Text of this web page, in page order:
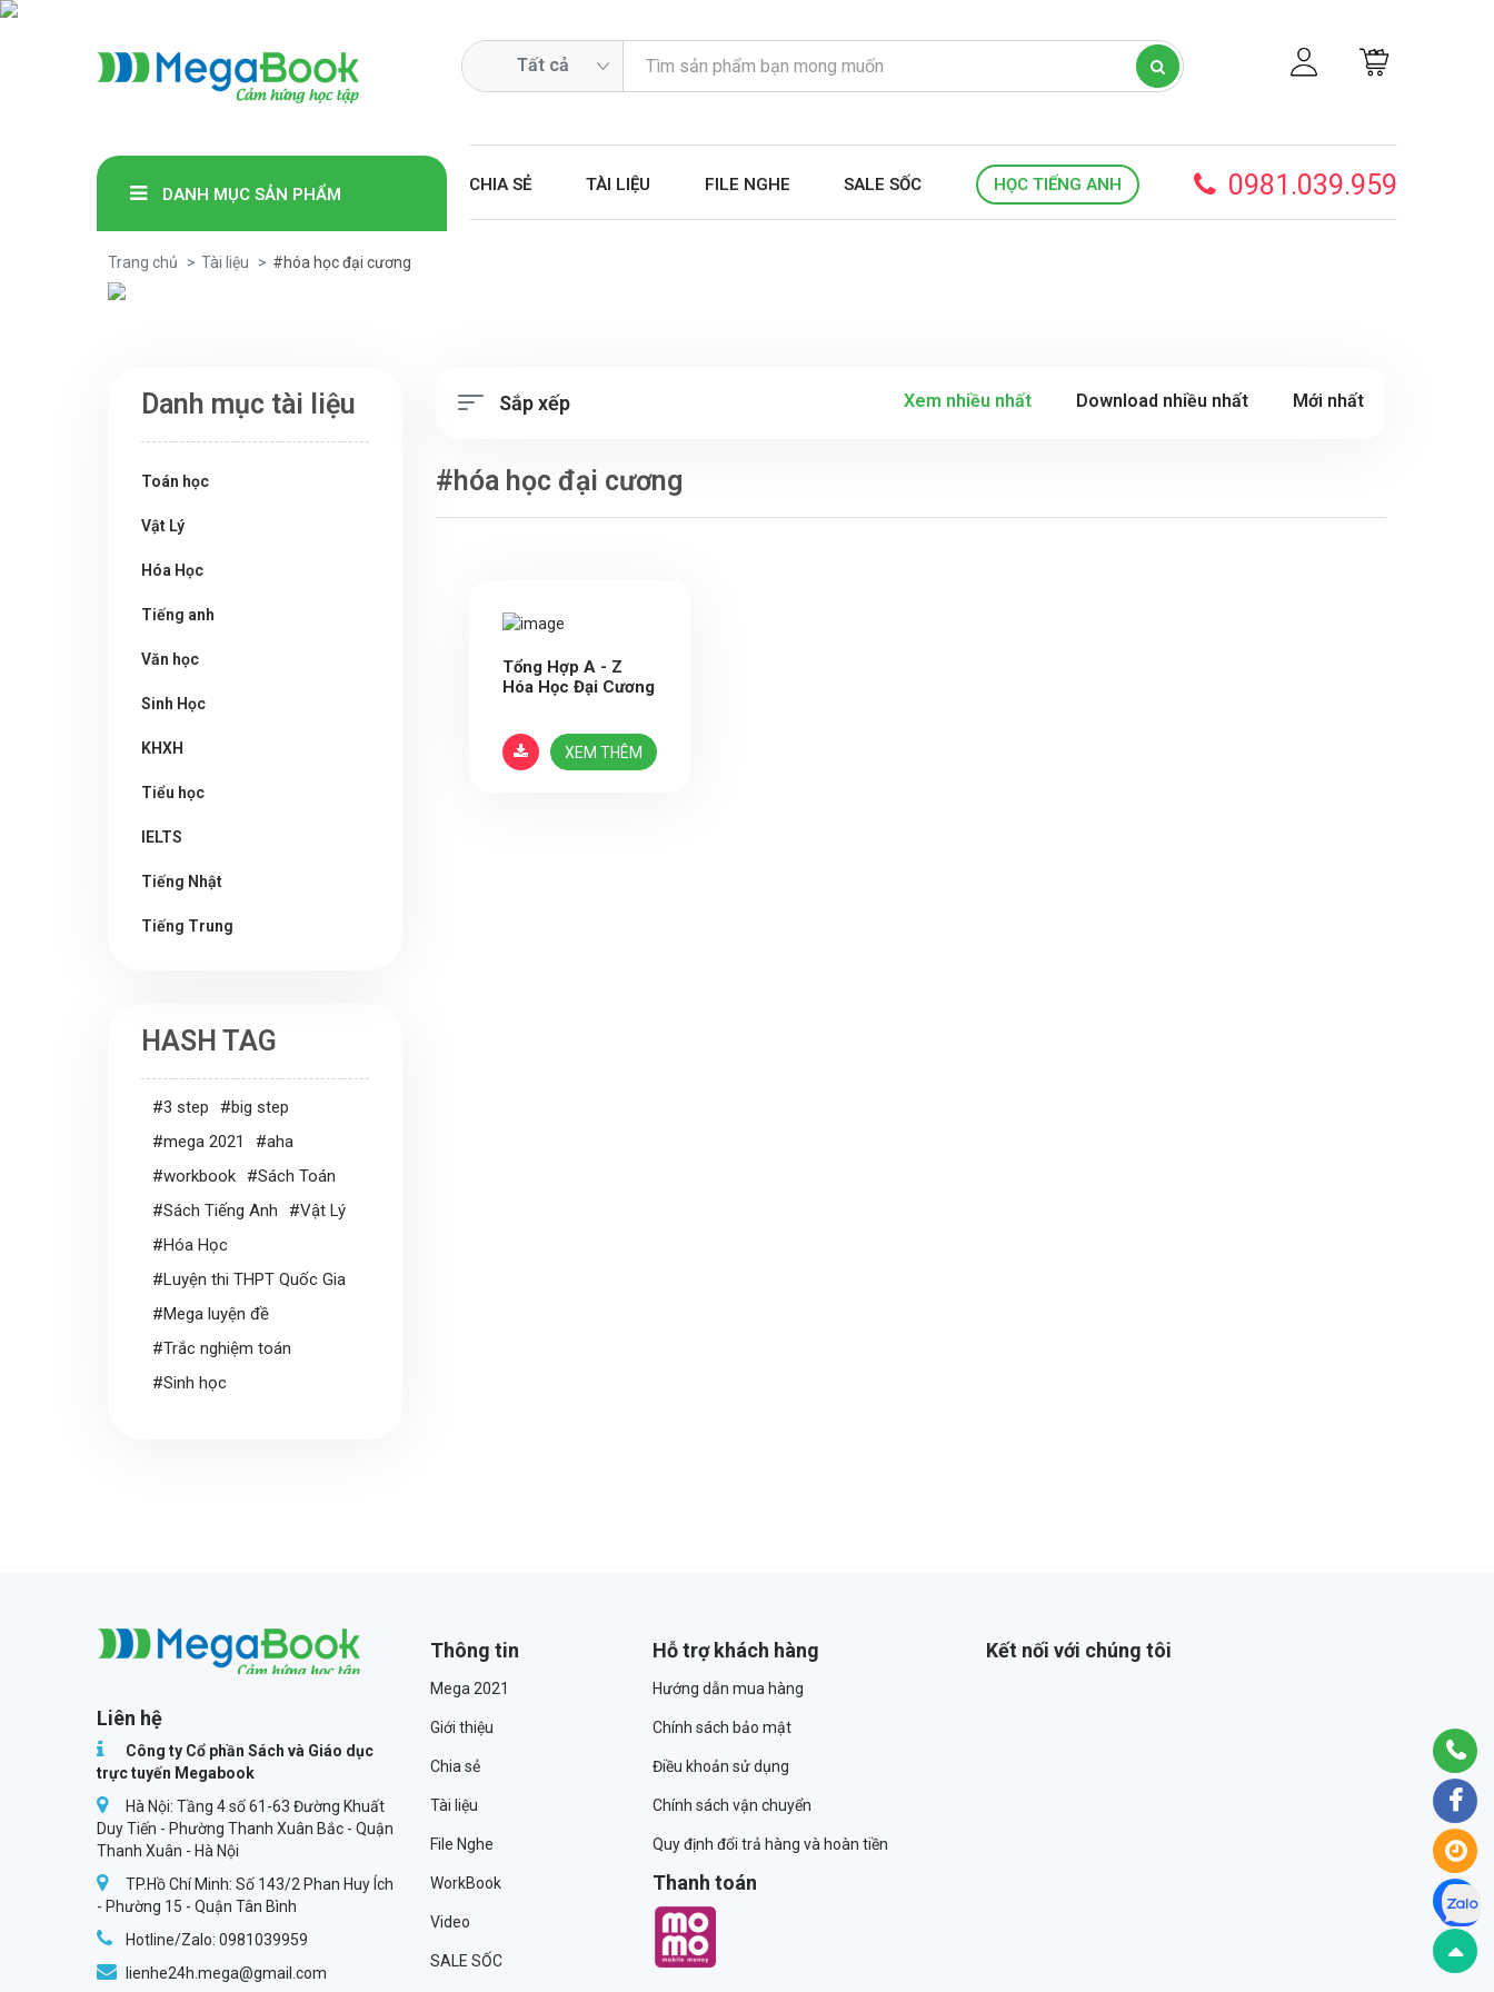
DANH MỤC SẢN PHẨM CHIA SẺ TÀI LIỆU FILE NGHE SALE SỐC HỌC TIẾNG ANH 0981.039.959
Trang chủ Tài liệu #hóa học đại cương
Danh mục tài liệu
Toán học
Vật Lý
Hóa Học
Tiếng anh
Văn học
Sinh Học
KHXH
Tiểu học
IELTS
Tiếng Nhật
Tiếng Trung
HASH TAG
#3 step
#big step
#mega 2021
#aha
#workbook
#Sách Toán
#Sách Tiếng Anh
#Vật Lý
#Hóa Học
#Luyện thi THPT Quốc Gia
#Mega luyện đề
#Trắc nghiệm toán
#Sinh học
Sắp xếp Xem nhiều nhất Download nhiều nhất Mới nhất
#hóa học đại cương
Tổng Hợp A - Z
Hóa Học Đại Cương
XEM THÊM
Liên hệ
Công ty Cổ phần Sách và Giáo dục
trực tuyến Megabook
Hà Nội: Tầng 4 số 61-63 Đường Khuất
Duy Tiến - Phường Thanh Xuân Bắc - Quận
Thanh Xuân - Hà Nội
TP.Hồ Chí Minh: Số 143/2 Phan Huy Ích
- Phường 15 - Quận Tân Bình
Hotline/Zalo: 0981039959
lienhe24h.mega@gmail.com
Thông tin
Mega 2021
Giới thiệu
Chia sẻ
Tài liệu
File Nghe
WorkBook
Video
SALE SỐC
Hỗ trợ khách hàng
Hướng dẫn mua hàng
Chính sách bảo mật
Điều khoản sử dụng
Chính sách vận chuyển
Quy định đổi trả hàng và hoàn tiền
Thanh toán
Kết nối với chúng tôi